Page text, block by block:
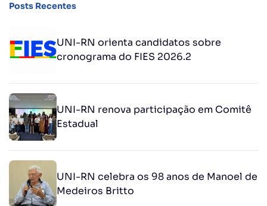
Posts Recentes
UNI-RN orienta candidatos sobre
cronograma do FIES 2026.2
UNI-RN renova participação em Comitê
Estadual
UNI-RN celebra os 98 anos de Manoel de
Medeiros Britto